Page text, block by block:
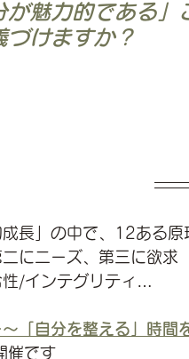
が魅力的である」
づけますか？
長」の中で、12ある原
二にニーズ、第三に欲求
/インテグリティ…
「自分を整える」時間
催です